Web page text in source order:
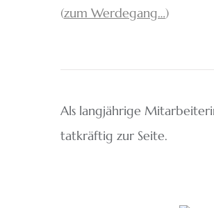
(zum Werdegang…)
Als langjährige
tatkräftig zur Seite.